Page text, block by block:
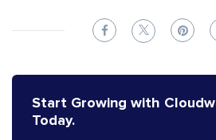
Start Growing with
Today.